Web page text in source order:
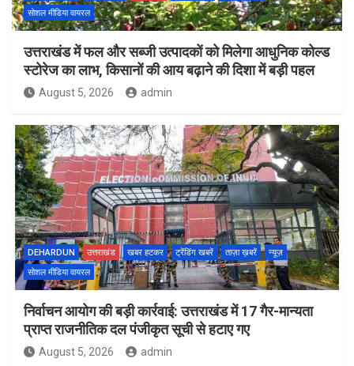
सोशल मीडिया वायरल
उत्तराखंड में फल और सब्जी उत्पादकों को मिलेगा आधुनिक कोल्ड
स्टोरेज का लाभ, किसानों की आय बढ़ाने की दिशा में बड़ी पहल
August 5, 2026 admin
DEHARDUN उत्तराखंड खबर हटकर ट्रेंडिंग खबरें ताज़ा ख़बरें
न्यूज़
सोशल मीडिया वायरल
निर्वाचन आयोग की बड़ी कार्रवाई: उत्तराखंड में 17 गैर-मान्यता
प्राप्त राजनीतिक दल पंजीकृत सूची से हटाए गए
August 5, 2026 admin